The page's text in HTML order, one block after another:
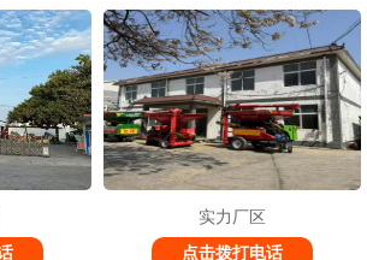
实力厂区
点击拨打电话